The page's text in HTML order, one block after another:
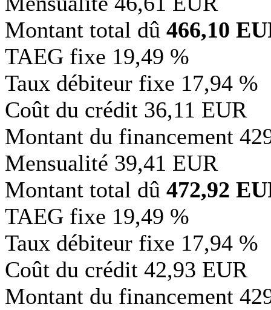
Montant total dû 466,10
TAEG fixe 19,49 %
Taux débiteur fixe 17,94 %
Coût du crédit 36,11 EUR
Montant du financement
Mensualité 39,41 EUR
Montant total dû 472,92
TAEG fixe 19,49 %
Taux débiteur fixe 17,94 %
Coût du crédit 42,93 EUR
Montant du financement